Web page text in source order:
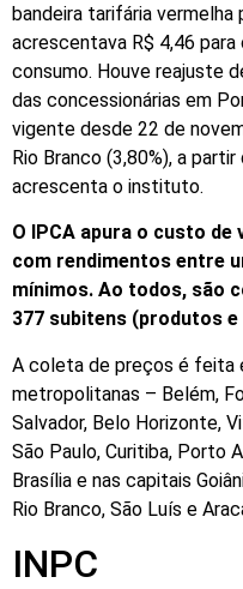
bandeira tarifária vermelha
acrescentava R$ 4,46
consumo. Houve reajuste
das concessionárias em
vigente desde 22 de
Rio Branco (3,80%), a
acrescenta o instituto.
O IPCA apura o custo de
com rendimentos entre
mínimos. Ao todos, são
377 subitens (produtos
A coleta de preços é feita
metropolitanas – Belém,
Salvador, Belo Horizonte,
São Paulo, Curitiba, Porto
Brasília e nas capitais
Rio Branco, São Luís e
INPC